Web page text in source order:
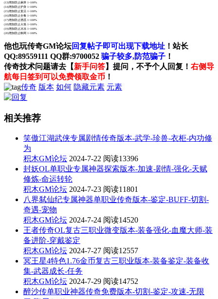
(13)增加防止麻痹 1~100%
(14)增加防止护身 1~100%
(15)增加防止复活 1~100%
(16)增加防止全毒 1~100%
(17)增加防止诱惑 1~100%
(18)增加防止火墙 1~100%
(19)增加防止冰冻 1~100%
(20)增加防止蛛网 1~100%
他也玩传奇GM论坛回复帖子即可出现下载地址 ！站长
QQ:89559111 QQ群:9700052 骗子较多,防范骗子 ！
传奇技术问题请去【新手问答】提问，不予个人回复！ 右侧导
航每日签到可以免费领取金币 ！
传奇 版本 如何 隐藏元素 元素
相关推荐
笑傲江湖武侠专属剧情传奇版本-武学-珍兽-衣柜-内功修
为
积木GM论坛 2024-7-22 阅读13396
封妖OL单职业专属神器探索版本-加速-剧情-强化-天赋
修炼-命运转轮
积木GM论坛 2024-7-23 阅读11801
八界弑仙纪专属神器单职业传奇版本-鉴定-BUFF-切割-
奇遇-宠物
积木GM论坛 2024-7-24 阅读14520
王者传奇OL复古三职业微变版本-装备强化-血魔大师-装
备进阶-穿戴鉴定
积木GM论坛 2024-7-27 阅读12557
冥王星4特色1.76金币复古三职业版本-装备鉴定-装备收
集-武器成长-任务
积木GM论坛 2024-7-29 阅读14752
醉沙传单职业神器传奇免费版本-切割-鉴定-攻速-无限